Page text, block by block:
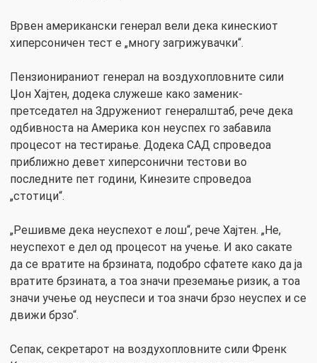
Врвен американски генерал вели дека кинескиот
хиперсоничен тест е „многу загрижувачки“.
Пензионираниот генерал на воздухопловните сили
Џон Хајтен, додека служеше како заменик-
претседател на Здружениот генералштаб, рече дека
одбивноста на Америка кон неуспех го забавила
процесот на тестирање. Додека САД спроведоа
приближно девет хиперсонични тестови во
последните пет години, Кинезите спроведоа
„стотици“.
„Решивме дека неуспехот е лош“, рече Хајтен. „Не,
неуспехот е дел од процесот на учење. И ако сакате
да се вратите на брзината, подобро сфатете како да ја
вратите брзината, а тоа значи преземање ризик, а тоа
значи учење од неуспеси и тоа значи брзо неуспех и се
движи брзо“.
Сепак, секретарот на воздухопловните сили Френк